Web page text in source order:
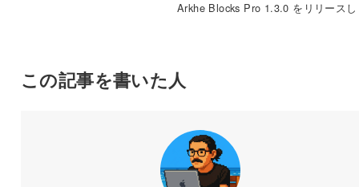
Arkhe Blocks Pro 1.3.0 をリリース
この記事を書いた人